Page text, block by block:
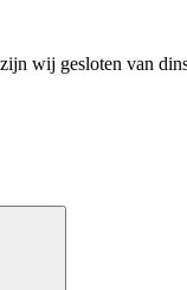
wij gesloten van